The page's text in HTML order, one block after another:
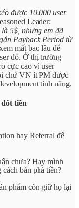
được 10.000 user
Leader:
5$, nhưng em đã
Payback Period từ
mất bao lâu để
đó. Ở thị trường
cực cao vì user
chứ VN ít PM được
tính năng.
tiền
hay Referral để
chưa? Hay mình
cách bán phá tiền?
phẩm còn giữ họ lại